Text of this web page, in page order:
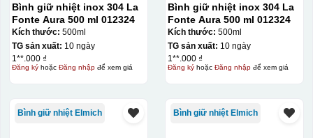
Bình giữ nhiệt inox 304 La
Fonte Aura 500 ml 012324
Kích thước: 500ml
TG sản xuất: 10 ngày
1**.000 ₫
Đăng kýhoặc Đăng nhậpđể xem giá
Bình giữ nhiệt inox 304 La
Fonte Aura 500 ml 012324
Kích thước: 500ml
TG sản xuất: 10 ngày
1**.000 ₫
Đăng kýhoặc Đăng nhậpđể xem giá
Bình giữ nhiệt Elmich Bình giữ nhiệt Elmich